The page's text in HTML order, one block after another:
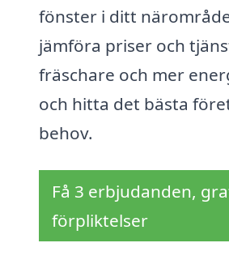
fönster i ditt
jämföra priser och
fräschare och mer
och hitta det bästa
behov.
Få 3 erbjudanden,
förpliktelser